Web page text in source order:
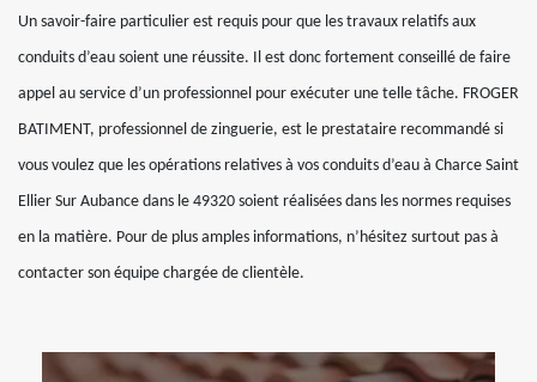
Un savoir-faire particulier est requis pour que les travaux relatifs aux
conduits d’eau soient une réussite. Il est donc fortement conseillé de faire
appel au service d’un professionnel pour exécuter une telle tâche. FROGER
BATIMENT, professionnel de zinguerie, est le prestataire recommandé si
vous voulez que les opérations relatives à vos conduits d’eau à Charce Saint
Ellier Sur Aubance dans le 49320 soient réalisées dans les normes requises
en la matière. Pour de plus amples informations, n’hésitez surtout pas à
contacter son équipe chargée de clientèle.